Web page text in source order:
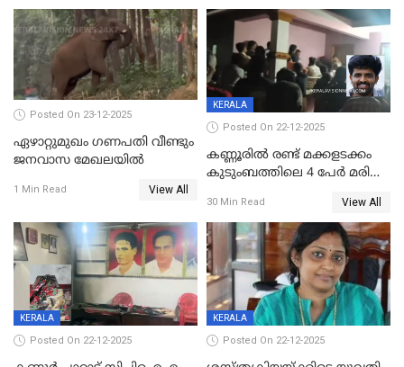
Posted On 23-12-2025
ഏഴാറ്റുമുഖം ഗണപതി വീണ്ടും
ജനവാസ മേഖലയിൽ
1 Min Read View All
KERALA
Posted On 22-12-2025
കണ്ണൂരിൽ രണ്ട് മക്കളടക്കം
കുടുംബത്തിലെ 4 പേർ മരിച്ച
30 Min Read View All
KERALA
Posted On 22-12-2025
KERALA
Posted On 22-12-2025